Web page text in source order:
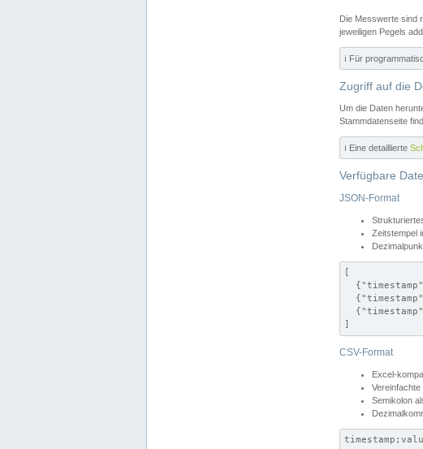
Die Messwerte sind
jeweiligen Pegels
ℹ️ Für
Zugriff auf die
Um die Daten
Stammdatenseite
ℹ️ Eine detaillierte
Verfügbare
JSON-Format
Zeitstempel
[
]
CSV-Format
Excel-
Semikolon